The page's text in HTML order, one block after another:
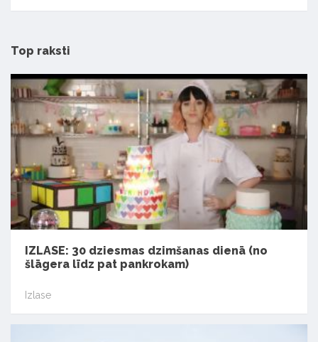
Top raksti
IZLASE: 30 dziesmas dzimšanas dienā (no
šlāgera līdz pat pankrokam)
Izlase